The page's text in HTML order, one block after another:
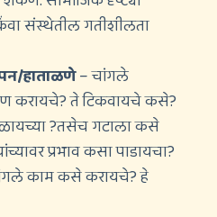
संस्थेतील गतीशीलता
हाताळणे– चांगले
करायचे? ते टिकवायचे कसे?
?तसेच गटाला कसे
प्रभाव कसा पाडायचा?
काम कसे करायचे? हे